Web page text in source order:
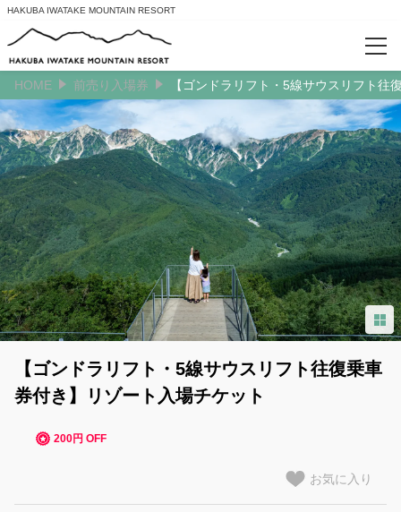
HAKUBA IWATAKE MOUNTAIN RESORT
カテゴリー
前売り入場券
HAKUBA ヤッホー! FESTIVAL
閲覧履歴
ログイン/予約確認
HOME 前売り入場券 【ゴンドラリフト・5線サウスリフト往
【ゴンドラリフト・5線サウスリフト往復乗車
券付き】リゾート入場チケット
200円 OFF
お気に入り